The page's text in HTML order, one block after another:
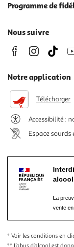
Programme de
Nous suivre
Notre application
Télécharger
Accessibilité :
Espace
La
vente en
* Voir les conditions en